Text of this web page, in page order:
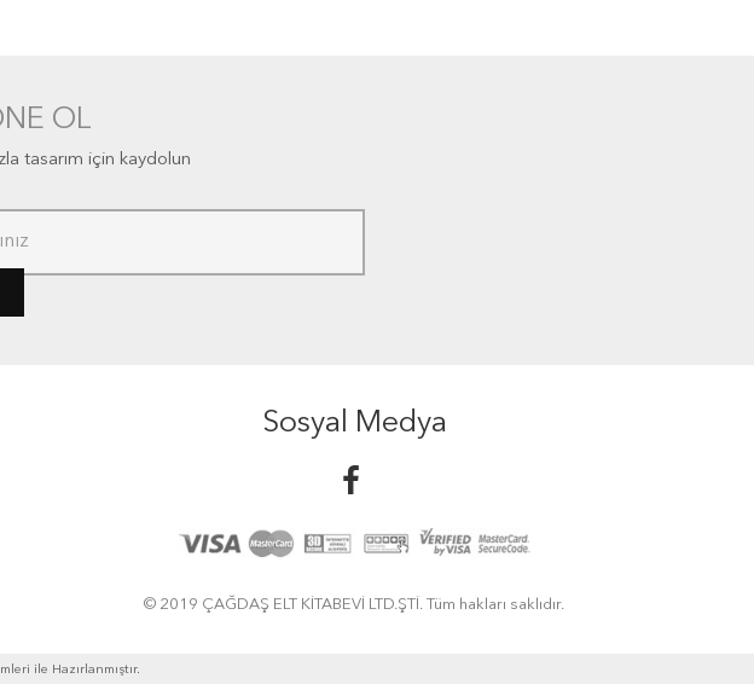
OL
tasarım için kaydolun
Sosyal Medya
© 2019 ÇAĞDAŞ ELT KİTABEVİ LTD.ŞTİ. Tüm hakları saklıdır.
ile Hazırlanmıştır.